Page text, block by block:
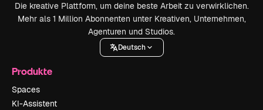
Die kreative Plattform, um deine beste Arbeit zu verwirklichen.
Mehr als 1 Million Abonnenten unter Kreativen, Unternehmen,
Agenturen und Studios.
Deutsch
Produkte
Spaces
KI-Assistent